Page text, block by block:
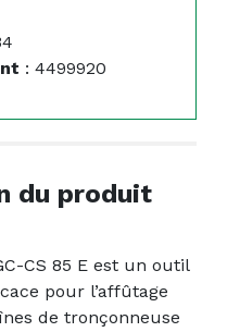
: 4499920
du produit
CS 85 E est un outil
pour l’affûtage
de tronçonneuse